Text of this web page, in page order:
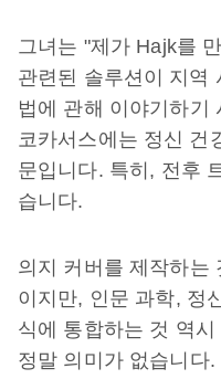
그녀는 "제가 Hajk를
관련된 솔루션이 지역
법에 관해 이야기하기
코카서스에는 정신 건
문입니다. 특히, 전후
습니다.
의지 커버를 제작하는
이지만, 인문 과학, 정
식에 통합하는 것 역
정말 의미가 없습니다